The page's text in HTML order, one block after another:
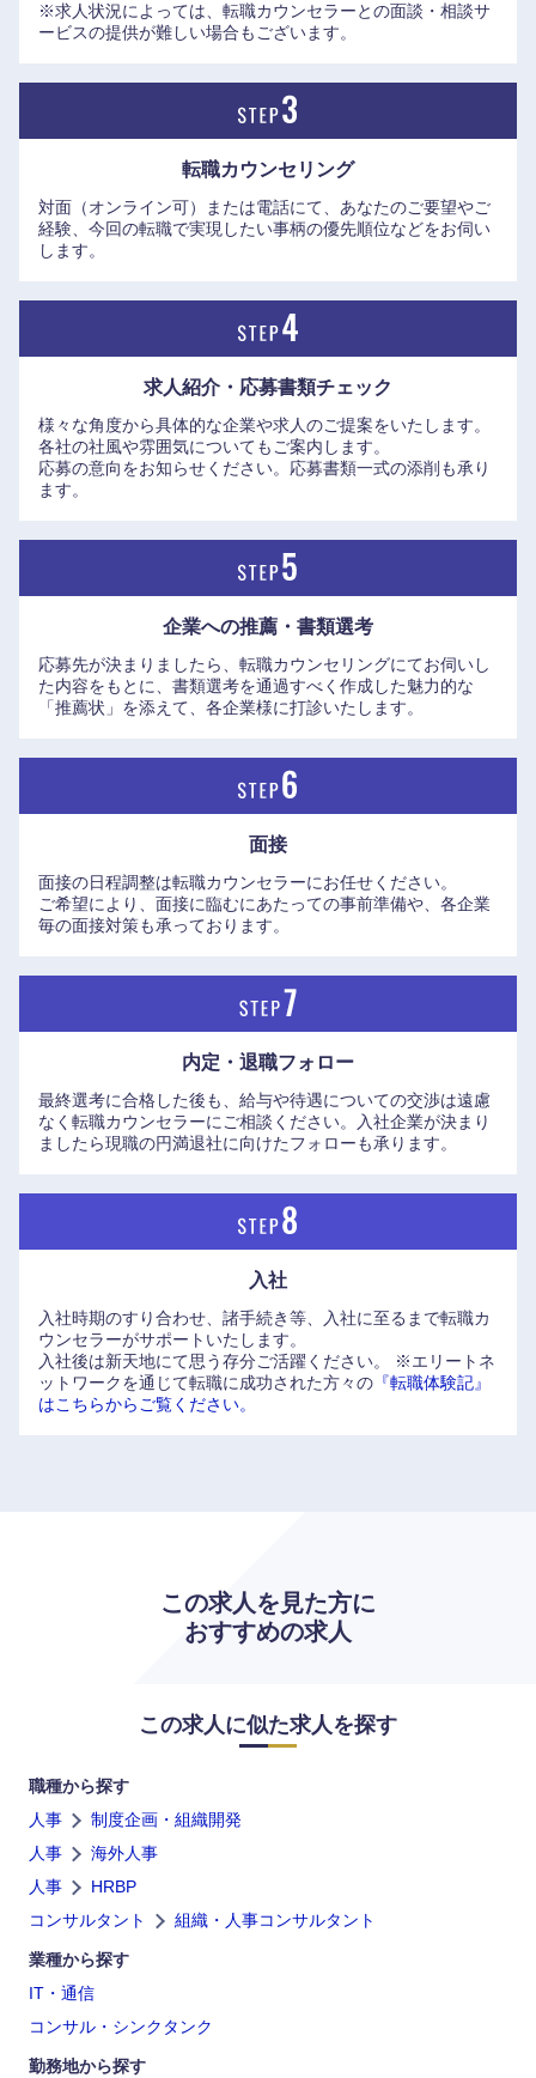
●キャリアパス
PJリーダーの初経験の多くが20代など、若年層への機会付与
ることで、プロフェッショナルとしても長く第一線で活躍で
きる
・社内研修講座を年間900回以上実施するなど、社員の専門
・管理職比率がプロパーよりキャリア入社の方がやや高く、
プロパーとキャリアで昇進・評価の差がない
・真面目で勉強好き（知的好奇心が旺盛）な方が多い
※求人状況によっては、転職カウンセラーとの面談・相談サ
ービスの提供が難しい場合もございます。
転職カウンセリング
対面（オンライン可）または電話にて、あなたのご要望やご
経験、今回の転職で実現したい事柄の優先順位などをお伺い
します。
求人紹介・応募書類チェック
様々な角度から具体的な企業や求人のご提案をいたします。
各社の社風や雰囲気についてもご案内します。
応募の意向をお知らせください。応募書類一式の添削も承り
ます。
企業への推薦・書類選考
応募先が決まりましたら、転職カウンセリングにてお伺いし
た内容をもとに、書類選考を通過すべく作成した魅力的な
「推薦状」を添えて、各企業様に打診いたします。
面接
面接の日程調整は転職カウンセラーにお任せください。
ご希望により、面接に臨むにあたっての事前準備や、各企業
毎の面接対策も承っております。
内定・退職フォロー
最終選考に合格した後も、給与や待遇についての交渉は遠慮
なく転職カウンセラーにご相談ください。入社企業が決まり
ましたら現職の円満退社に向けたフォローも承ります。
入社
入社時期のすり合わせ、諸手続き等、入社に至るまで転職カ
ウンセラーがサポートいたします。
入社後は新天地にて思う存分ご活躍ください。
※エリートネ
ットワークを通じて転職に成功された方々の 『転職体験記』
はこちらからご覧ください。
この求人を見た方に
おすすめの求人
この求人に似た求人を探す
職種から探す
人事
制度企画・組織開発
人事
海外人事
人事
HRBP
コンサルタント
組織・人事コンサルタント
業種から探す
IT・通信
コンサル・シンクタンク
勤務地から探す
九州・沖縄
宮崎県
鹿児島県 沖縄県